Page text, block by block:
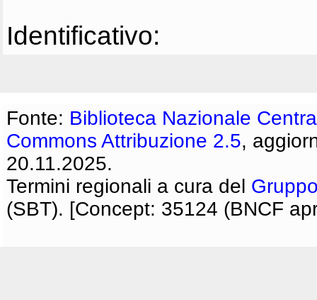
Identificativo:
Fonte: Biblioteca Nazionale
Commons Attribuzione 2.5,
20.11.2025.
Termini regionali a cura del
(SBT). [Concept: 35124 (BNCF